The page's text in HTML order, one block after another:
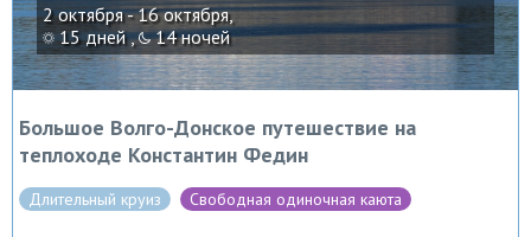
2 октября - 16 октября,
15 дней , 14 ночей
Большое Волго-Донское путешествие на
теплоходе Константин Федин
Длительный круиз Свободная одиночная каюта